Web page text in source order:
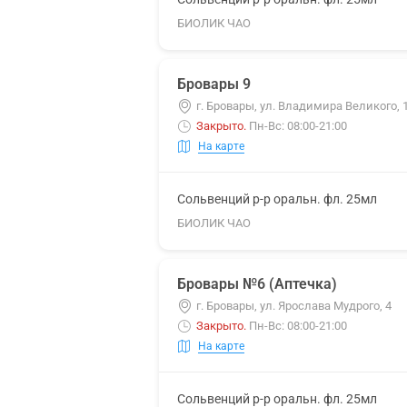
БИОЛИК ЧАО
Бровары 9
г. Бровары, ул. Владимира Великого,
Закрыто. Пн-Вс: 08:00-21:00
На карте
Сольвенций р-р оральн. фл. 25мл
БИОЛИК ЧАО
Бровары №6 (Аптечка)
г. Бровары, ул. Ярослава Мудрого, 4
Закрыто. Пн-Вс: 08:00-21:00
На карте
Сольвенций р-р оральн. фл. 25мл